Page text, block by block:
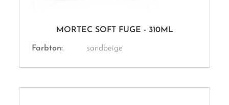
MORTEC SOFT FUGE - 310ML
Farbton: sandbeige